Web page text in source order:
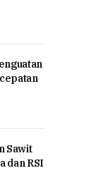
Sawit
dan RSI